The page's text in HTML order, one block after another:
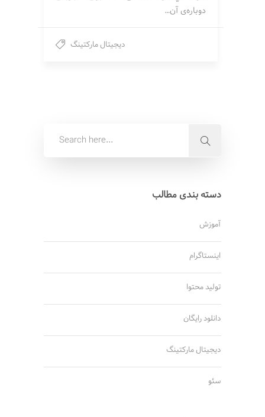
دوباره‌ی آن…
دیجیتال مارکتینگ
دسته بندی مطالب
آموزش
اینستاگرام
تولید محتوا
دانلود رایگان
دیجیتال مارکتینگ
سئو